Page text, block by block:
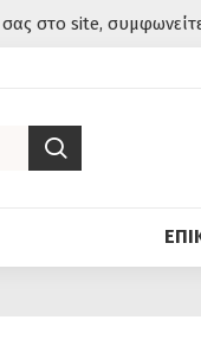
σας στο site,